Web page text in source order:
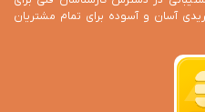
آسان و آسوده برای تمام مشتریان